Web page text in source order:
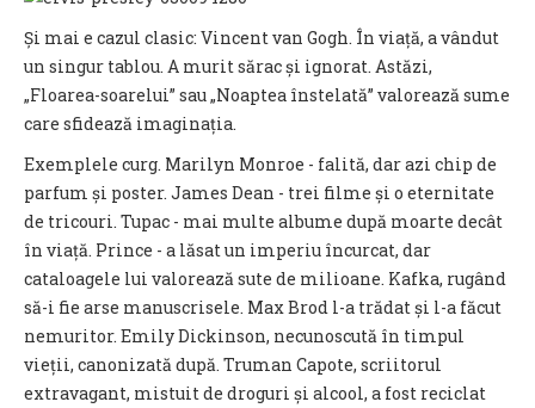
Și mai e cazul clasic: Vincent van Gogh. În viață, a vândut
un singur tablou. A murit sărac și ignorat. Astăzi,
„Floarea-soarelui” sau „Noaptea înstelată” valorează sume
care sfidează imaginația.
Exemplele curg. Marilyn Monroe - falită, dar azi chip de
parfum și poster. James Dean - trei filme și o eternitate
de tricouri. Tupac - mai multe albume după moarte decât
în viață. Prince - a lăsat un imperiu încurcat, dar
cataloagele lui valorează sute de milioane. Kafka, rugând
să-i fie arse manuscrisele. Max Brod l-a trădat și l-a făcut
nemuritor. Emily Dickinson, necunoscută în timpul
vieții, canonizată după. Truman Capote, scriitorul
extravagant, mistuit de droguri și alcool, a fost reciclat